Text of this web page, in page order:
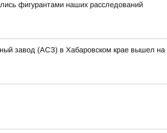
фигурантами наших расследований
завод (АСЗ) в Хабаровском крае вышел на